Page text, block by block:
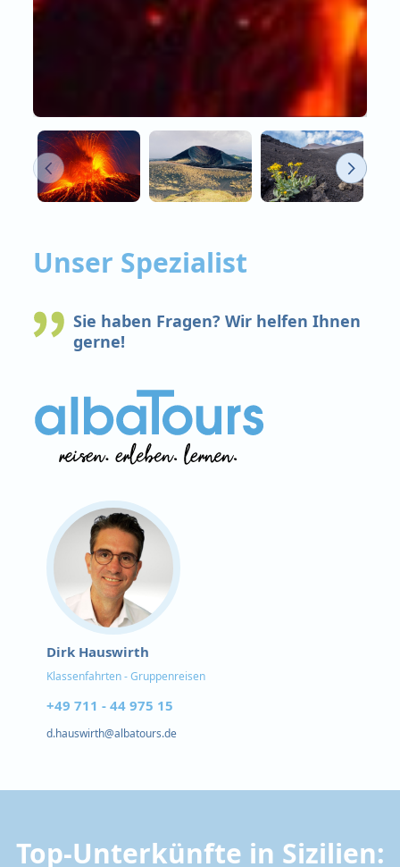
Unser Spezialist
Sie haben Fragen? Wir helfen Ihnen
gerne!
Dirk Hauswirth
Klassenfahrten - Gruppenreisen
+49 711 - 44 975 15
d.hauswirth@albatours.de
Top-Unterkünfte in Sizilien: